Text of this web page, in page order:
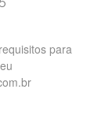
para